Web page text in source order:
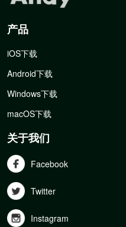
产品
iOS下载
Android下载
Windows下载
macOS下载
关于我们
Facebook
Twitter
Instagram